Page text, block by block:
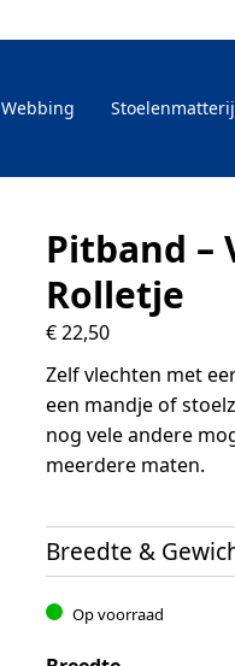
Webbing Stoelenmatterij
Pitband –
Rolletje
€22,50
Zelf vlechten met
een mandje of
nog vele andere
meerdere maten.
Breedte &
Op voorraad